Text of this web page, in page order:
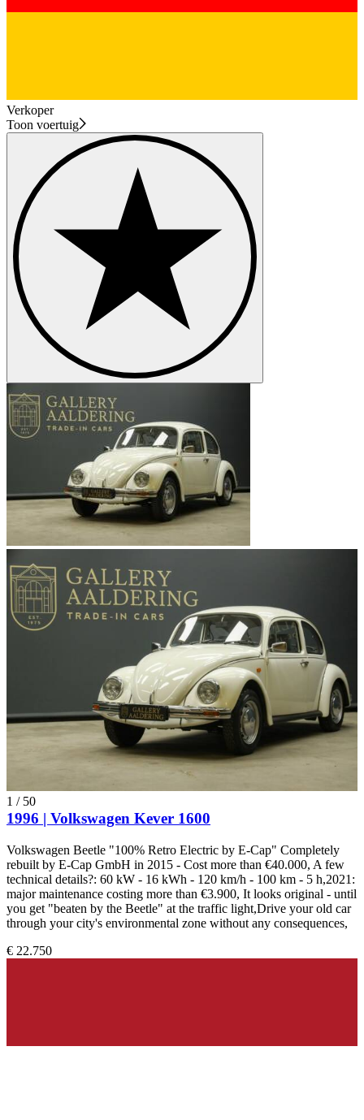
Verkoper
Toon voertuig
1 / 50
1996 | Volkswagen Kever 1600
Volkswagen Beetle "100% Retro Electric by E-Cap" Completely
rebuilt by E-Cap GmbH in 2015 - Cost more than €40.000, A few
technical details?: 60 kW - 16 kWh - 120 km/h - 100 km - 5 h,2021:
major maintenance costing more than €3.900, It looks original - until
you get "beaten by the Beetle" at the traffic light,Drive your old car
through your city's environmental zone without any consequences,
€ 22.750